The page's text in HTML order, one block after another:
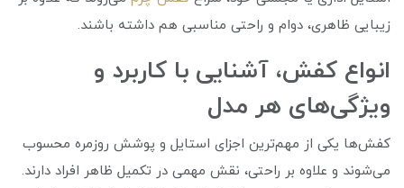
زیبایی ظاهری، دوام و راحتی مناسبی هم داشته باشند.
انواع کفش، آشنایی با کاربرد و
ویژگی‌های هر مدل
کفش‌ها یکی از مهم‌ترین اجزای استایل و پوشش روزمره محسوب
می‌شوند و علاوه بر راحتی، نقش مهمی در تکمیل ظاهر افراد دارند.